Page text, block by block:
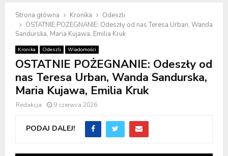
Strona główna Kronika
Odeszli
OSTATNIE POŻEGNANIE: Odeszły od nas Teresa Urban, Wanda
Sandurska, Maria Kujawa, Emilia Kruk
Kronika Odeszli Wiadomości
OSTATNIE POŻEGNANIE: Odeszły od
nas Teresa Urban, Wanda Sandurska,
Maria Kujawa, Emilia Kruk
Redakcja 9 czerwca 2026
PODAJ DALEJ!